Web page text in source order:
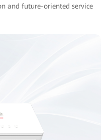
and future-oriented service